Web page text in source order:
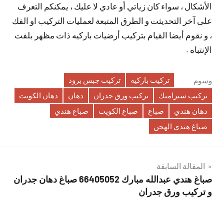
الأشكال ، سواء كان زياتي أو عادي لا عليك ، يمكنكم التعرف
على آخر التحديثت و الطرق المتبعة لعمليات التركيب او الفك
، و نقوم أيضا القيام بتركيب أرضيات باركيه ذات مظهر بلفت
الإنتباه .
وسوم تركيب باركيه
تركيب جبس برود
تركيب سيراميك
تركيب ورق جدران دهان
دهان الكويت
دهان هندي
صباغ صباغ الكويت
صباغ هندي
صباغ هندي الهجن
تصفّح
المقالات
المقالة السابقة
صباغ هندي عبدالله مبارك 66405052 صباغ دهان جدران
و تركيب ورق جدران